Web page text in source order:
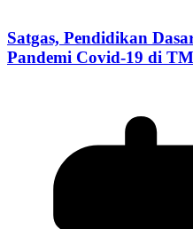
Satgas, Pendidikan
Pandemi Covid-19 di